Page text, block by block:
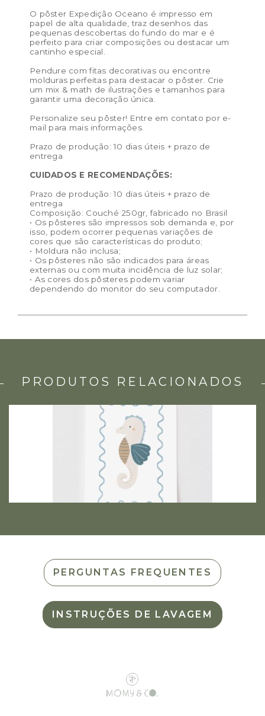
Tamanho G (40 x 50 cm) – preço de venda: R$ 76,00 /
preço de revenda: R$ 174,80
/ preço de revenda: R$ 395,60
Cor: Azul aqua, Azul Vintage, Salmão
Peso:
0.1kg
Dimensões das embalagem: 50 × 5 × 5 cm
O pôster Expedição Oceano é impresso em
papel de alta qualidade, traz desenhos das
pequenas descobertas do fundo do mar e é
perfeito para criar composições ou destacar um
cantinho especial.
Pendure com fitas decorativas ou encontre
molduras perfeitas para destacar o pôster. Crie
um mix & math de ilustrações e tamanhos para
garantir uma decoração única.
Personalize seu pôster! Entre em contato por e-
mail para mais informações.
Prazo de produção: 10 dias úteis + prazo de
entrega
CUIDADOS E RECOMENDAÇÕES:
Prazo de produção: 10 dias úteis + prazo de
entrega
Composição: Couché 250gr, fabricado no Brasil
• Os pôsteres são impressos sob demanda e, por
isso, podem ocorrer pequenas variações de
cores que são características do produto;
• Moldura não inclusa;
• Os pôsteres não são indicados para áreas
externas ou com muita incidência de luz solar;
• As cores dos pôsteres podem variar
dependendo do monitor do seu computador.
PRODUTOS RELACIONADOS
PERGUNTAS FREQUENTES
INSTRUÇÕES DE LAVAGEM